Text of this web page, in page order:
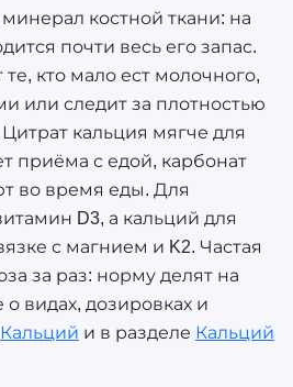
костной ткани: на
почти весь его запас.
кто мало ест молочного,
или следит за плотностью
кальция мягче для
приёма с едой, карбонат
во время еды. Для
D3, а кальций для
с магнием и K2. Частая
за раз: норму делят на
видах, дозировках и
Кальций и в разделе Кальций